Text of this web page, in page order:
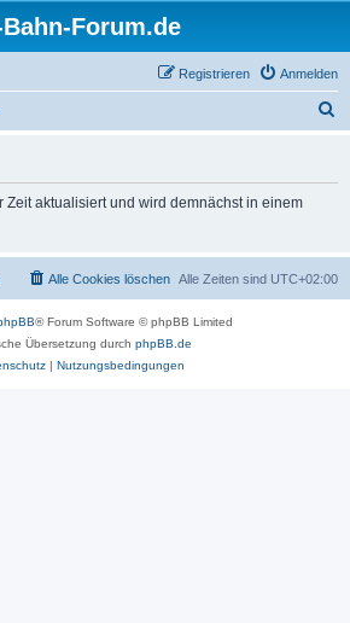
Bahn-Forum.de
Anmelden
Registrieren
Zeit aktualisiert und wird demnächst in einem
Alle Zeiten sind UTC+02:00
Alle Cookies löschen
® Forum Software © phpBB Limited
Übersetzung durch phpBB.de
| Nutzungsbedingungen